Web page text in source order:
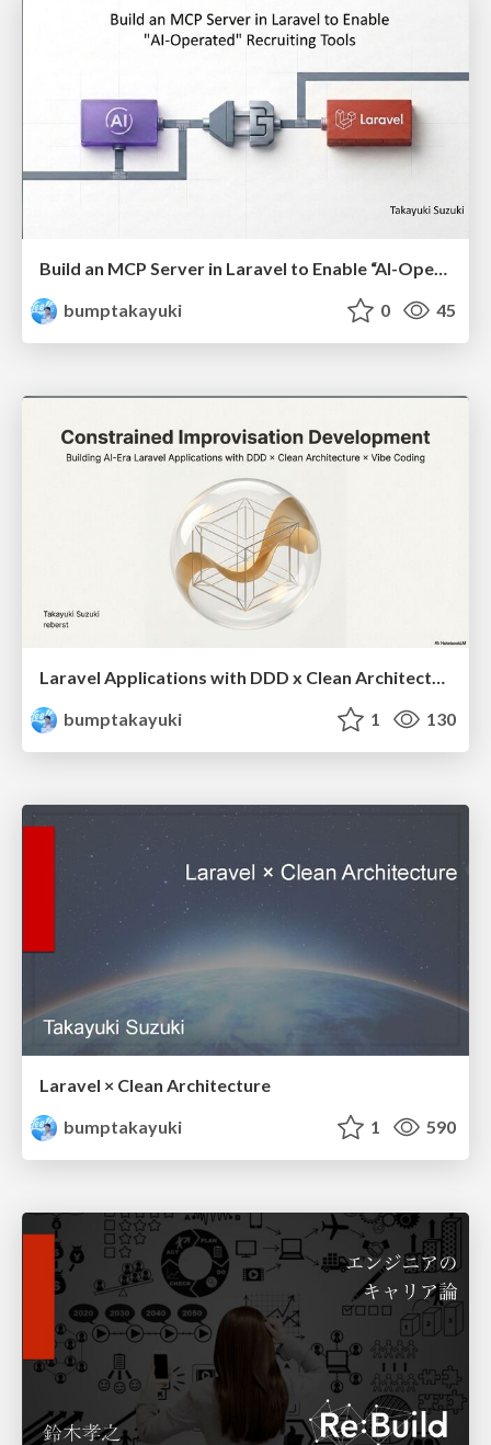
Build an MCP Server in Laravel to Enable “AI-Operated” Recruiting Tools(English)
bumptakayuki
0 45
bumptakayuki
1 130
Laravel × Clean Architecture
bumptakayuki
1 590